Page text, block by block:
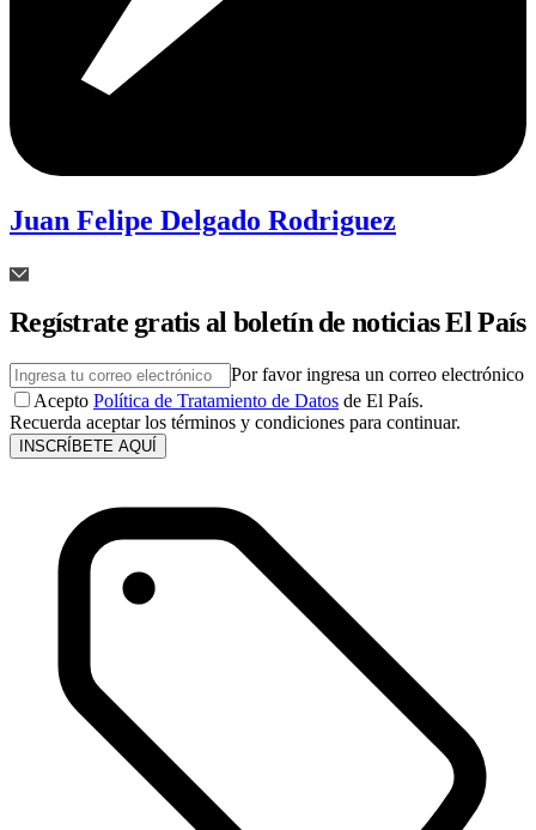
Juan Felipe Delgado Rodriguez
Regístrate gratis al boletín de noticias El País
Por favor ingresa un correo electrónico
Acepto Política de Tratamiento de Datos de El País.
Recuerda aceptar los términos y condiciones para continuar.
INSCRÍBETE AQUÍ